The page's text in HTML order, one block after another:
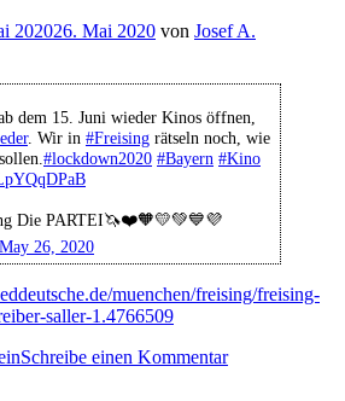
2/2020
202026. Mai 2020 von Josef A.
dem 15. Juni wieder Kinos öffnen,
. Wir in #Freising rätseln noch, wie
#lockdown2020 #Bayern #Kino
Die PARTEI🦄❤️🧡💛💚💙💜
May 26, 2020
muenchen/freising/freising-
saller-1.4766509
Schreibe einen Kommentarzu